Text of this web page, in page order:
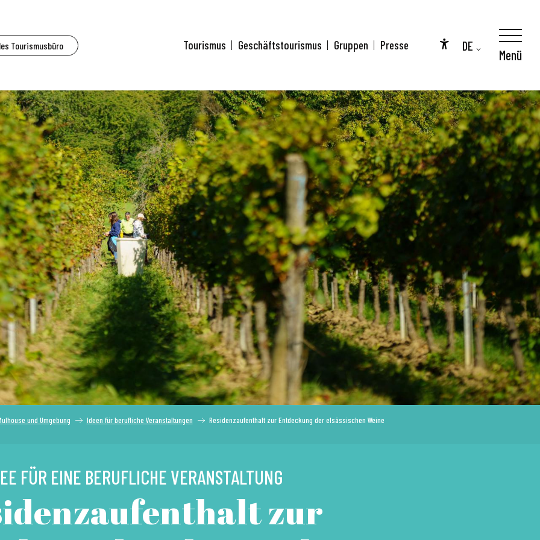
Tourismusbüro
Accessibilité
DE
Tourismus Geschäftstourismus Gruppen Presse
Menü
und Umgebung Ideen für berufliche Veranstaltungen Residenzaufenthalt zur Entdeckung der elsässischen Weine
FÜR EINE BERUFLICHE VERANSTALTUNG
zur